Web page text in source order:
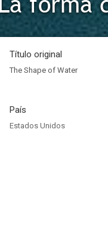
Título original
The Shape of Water
País
Estados Unidos